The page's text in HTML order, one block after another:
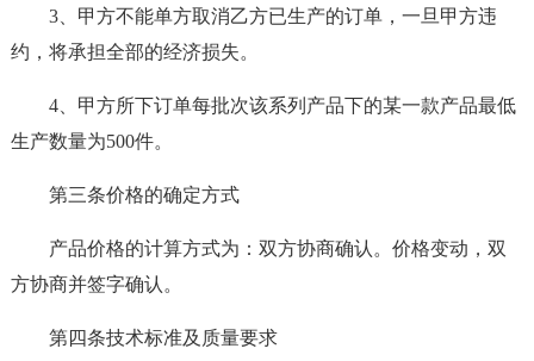
3、甲方不能单方取消乙方已生产的订单，一旦甲方违
约，将承担全部的经济损失。
4、甲方所下订单每批次该系列产品下的某一款产品最低
生产数量为500件。
第三条价格的确定方式
产品价格的计算方式为：双方协商确认。价格变动，双
方协商并签字确认。
第四条技术标准及质量要求